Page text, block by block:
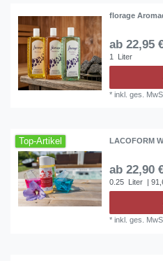
florage
ab 22,95
1 Liter
*inkl. ges.
Top-Artikel LACOFORM
ab 22,90
0.25 Liter |
*inkl. ges.